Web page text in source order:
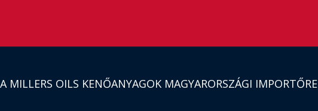
A MILLERS OILS KENŐANYAGOK MAGYARORSZÁGI IMPORTŐRE